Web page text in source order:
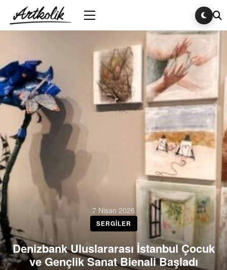
7 Nisan 2026
SERGILER
Denizbank Uluslararası İstanbul Çocuk
ve Gençlik Sanat Bienali Başladı